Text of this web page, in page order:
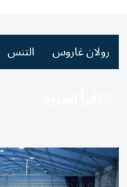
رولان غاروس التنس